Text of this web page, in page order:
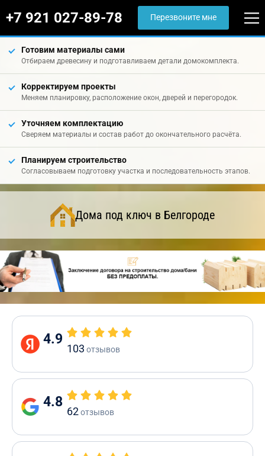
+7 921 027-89-78 Перезвоните мне
Готовим материалы сами
Отбираем древесину и подготавливаем детали домокомплекта.
Корректируем проекты
Меняем планировку, расположение окон, дверей и перегородок.
Уточняем комплектацию
Сверяем материалы и состав работ до окончательного расчёта.
Планируем строительство
Согласовываем подготовку участка и последовательность этапов.
Дома под ключ в Белгороде
4.9
103 отзывов
4.8
62отзывов